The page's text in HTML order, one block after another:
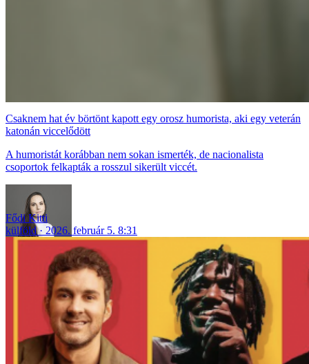
Csaknem hat év börtönt kapott egy orosz humorista, aki egy veterán
katonán viccelődött
A humoristát korábban nem sokan ismerték, de nacionalista
csoportok felkapták a rosszul sikerült viccét.
Fődi Kitti
külföld
2026. február 5. 8:31